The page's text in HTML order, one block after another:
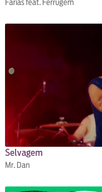
Farias feat. Ferrugem
Selvagem
Mr. Dan